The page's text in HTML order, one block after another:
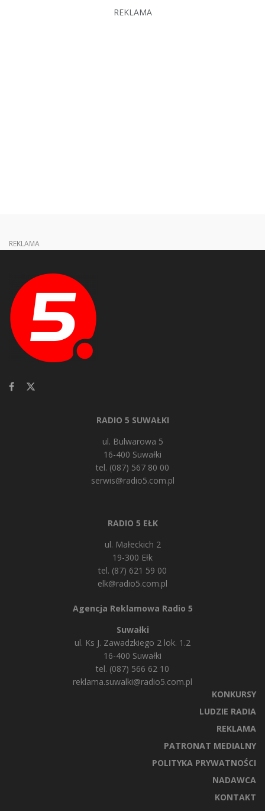
REKLAMA
REKLAMA
RADIO 5 SUWAŁKI
ul. Bulwarowa 5
16-400 Suwałki
tel. (087) 567 80 00
serwis@radio5.com.pl
RADIO 5 EŁK
ul. Małeckich 2
19-300 Ełk
tel. (87) 621 59 00
elk@radio5.com.pl
Agencja Reklamowa Radio 5
Suwałki
ul. Ks J. Zawadzkiego 2 lok. 1.2
16-400 Suwałki
tel. (087) 566 62 10
reklama.suwalki@radio5.com.pl
KONKURSY
LUDZIE RADIA
REKLAMA
PATRONAT MEDIALNY
POLITYKA PRYWATNOŚCI
NADAWCA
KONTAKT